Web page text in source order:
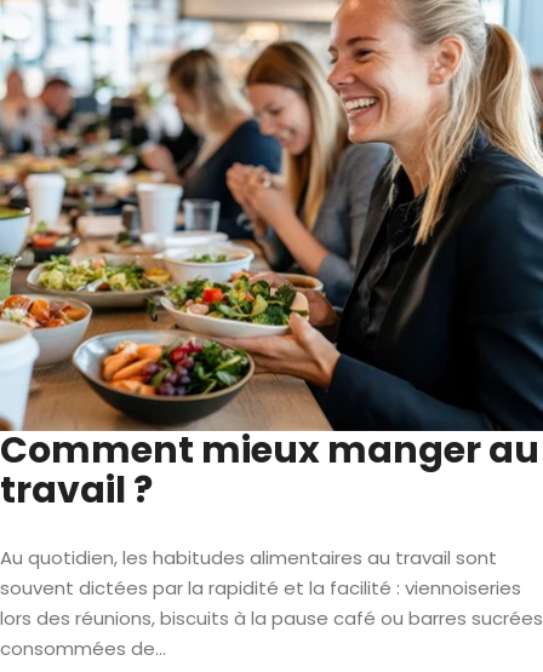
Comment mieux manger au
travail ?
Au quotidien, les habitudes alimentaires au travail sont
souvent dictées par la rapidité et la facilité : viennoiseries
lors des réunions, biscuits à la pause café ou barres sucrées
consommées de...